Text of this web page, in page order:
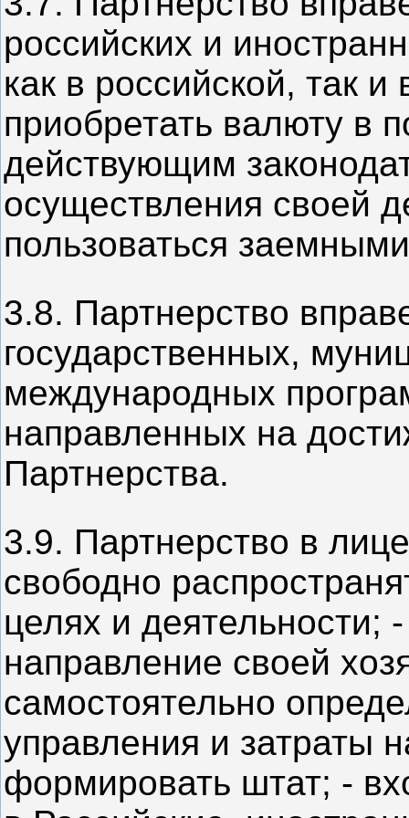
российских и
как в российской, так
приобретать валюту в
действующим
осуществления своей
пользоваться
3.8. Партнерство
государственных,
международных
направленных на
Партнерства.
3.9. Партнерство в
свободно
целях и деятельности;
направление своей
самостоятельно
управления и затраты
формировать штат; -